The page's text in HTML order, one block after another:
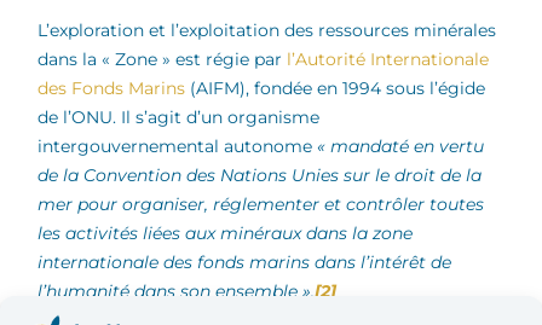
L’exploration et l’exploitation des ressources minérales
dans la « Zone » est régie par l’Autorité Internationale
des Fonds Marins (AIFM), fondée en 1994 sous l’égide
de l’ONU. Il s’agit d’un organisme
intergouvernemental autonome« mandaté en vertu
de la Convention des Nations Unies sur le droit de la
mer pour organiser, réglementer et contrôler toutes
les activités liées aux minéraux dans la zone
internationale des fonds marins dans l’intérêt de
l’humanité dans son ensemble ».[2]